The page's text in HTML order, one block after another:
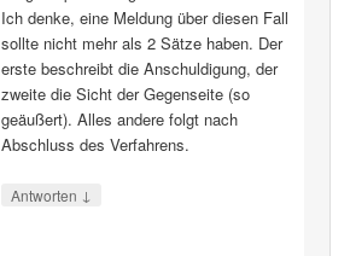
Ich denke, eine Meldung über diesen Fall
sollte nicht mehr als 2 Sätze haben. Der
erste beschreibt die Anschuldigung, der
zweite die Sicht der Gegenseite (so
geäußert). Alles andere folgt nach
Abschluss des Verfahrens.
Antworten ↓